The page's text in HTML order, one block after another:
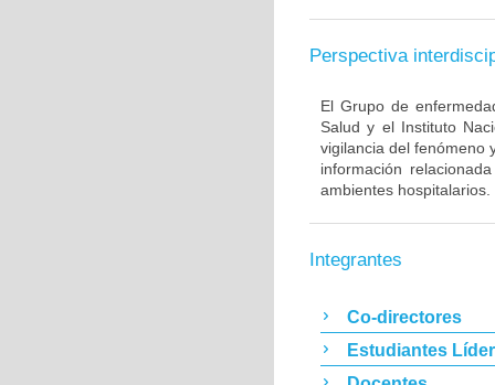
Perspectiva
El Grupo de
Salud y el Instituto
vigilancia del fenómeno
información
ambientes hospitalarios.
Integrantes
Co-directores
Estudiantes